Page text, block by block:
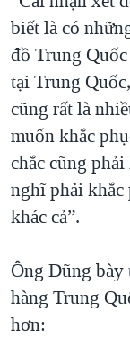
biết là có
đồ Trung
tại Trung
cũng rất là
muốn khắc
chắc cũng
nghĩ phải khắc
khác cả”.
Ông Dũng bày
hàng Trung
hơn: